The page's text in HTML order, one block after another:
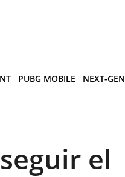
PUBG MOBILE NEXT-GEN
el